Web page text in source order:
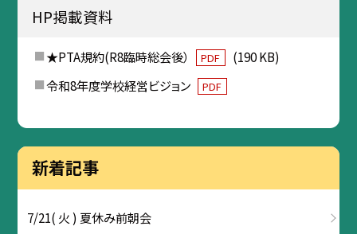
HP掲載資料
★PTA規約(R8臨時総会後） PDF
(190 KB)
令和8年度学校経営ビジョン
PDF
新着記事
7/21( 火 ) 夏休み前朝会